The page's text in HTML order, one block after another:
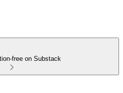
free on Substack